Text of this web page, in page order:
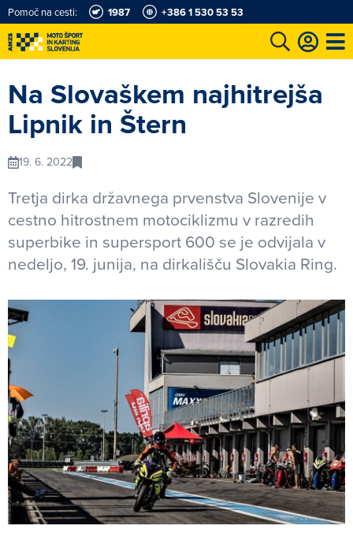
Pomoč na cesti: 1987 +386 1 530 53 53
Na Slovaškem najhitrejša
Lipnik in Štern
19. 6. 2022
Tretja dirka državnega prvenstva Slovenije v
cestno hitrostnem motociklizmu v razredih
superbike in supersport 600 se je odvijala v
nedeljo, 19. junija, na dirkališču Slovakia Ring.